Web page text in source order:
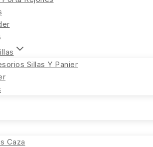
Sillas Y Panier
Caza